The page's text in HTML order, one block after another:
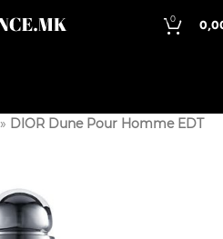
0
» DIOR Dune Pour Homme EDT